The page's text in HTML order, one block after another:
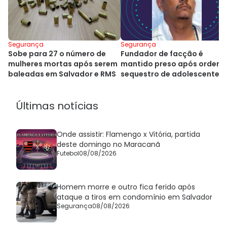
Segurança
Sobe para 27 o número de
mulheres mortas após serem
baleadas em Salvador e RMS
Segurança
Fundador de facção é
mantido preso após
sequestro de adolescente
Últimas notícias
Onde assistir: Flamengo x Vitória, partida
deste domingo no Maracanã
Futebol08/08/2026
Homem morre e outro fica ferido após
ataque a tiros em condomínio em Salvador
Segurança08/08/2026